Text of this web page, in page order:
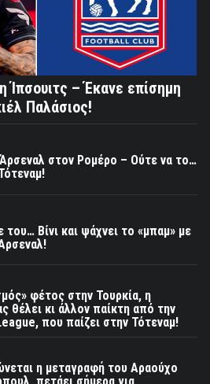
Ίπσουιτς – Έκανε επίσημη
Παλάσιος!
στον Ρομέρο – Ούτε να το…
του… Βίνι και ψάχνει το «μπαμ» με
φέτος στην Τουρκία, η
θέλει κι άλλον παίκτη από την
που παίζει στην Τότεναμ!
η μεταγραφή του Αραούχο